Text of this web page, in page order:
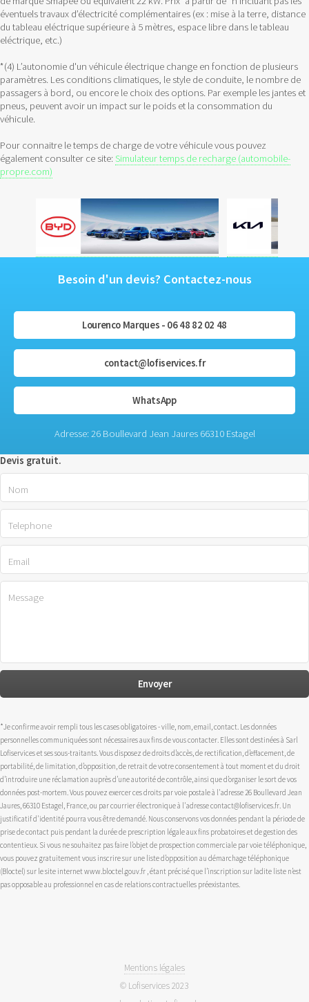
éventuels travaux d’électricité complémentaires (ex : mise à la terre, distance
du tableau eléctrique supérieure à 5 mètres, espace libre dans le tableau
eléctrique, etc.)
*(4) L’autonomie d'un véhicule électrique change en fonction de plusieurs
paramètres. Les conditions climatiques, le style de conduite, le nombre de
passagers à bord, ou encore le choix des options. Par exemple les jantes et
pneus, peuvent avoir un impact sur le poids et la consommation du
véhicule.
Pour connaitre le temps de charge de votre véhicule vous pouvez
également consulter ce site: Simulateur temps de recharge (automobile-
propre.com)
Besoin d'un devis? Contactez-nous
Lourenco Marques - 06 48 82 02 48
contact@lofiservices.fr
WhatsApp
Adresse: 26 Boullevard Jean Jaures 66310 Estagel
Devis gratuit.
*Je confirme avoir rempli tous les cases obligatoires - ville, nom, email, contact. Les données
personnelles communiquées sont nécessaires aux fins de vous contacter. Elles sont destinées à Sarl
Lofiservices et ses sous-traitants. Vous disposez de droits d’accès, de rectification, d’effacement, de
portabilité, de limitation, d’opposition, de retrait de votre consentement à tout moment et du droit
d’introduire une réclamation auprès d’une autorité de contrôle, ainsi que d’organiser le sort de vos
données post-mortem. Vous pouvez exercer ces droits par voie postale à l'adresse 26 Boullevard Jean
Jaures, 66310 Estagel, France, ou par courrier électronique à l'adresse contact@lofiservices.fr. Un
justificatif d'identité pourra vous être demandé. Nous conservons vos données pendant la période de
prise de contact puis pendant la durée de prescription légale aux fins probatoires et de gestion des
contentieux. Si vous ne souhaitez pas faire l’objet de prospection commerciale par voie téléphonique,
vous pouvez gratuitement vous inscrire sur une liste d’opposition au démarchage téléphonique
(Bloctel) sur le site internet www.bloctel.gouv.fr , étant précisé que l’inscription sur ladite liste n’est
pas opposable au professionnel en cas de relations contractuelles préexistantes.
Mentions légales
© Lofiservices 2023